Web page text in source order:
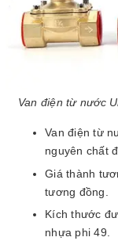
Van điện từ nước
Van điện từ
nguyên chất
Giá thành
tương đồng.
Kích thước
nhựa phi 49.